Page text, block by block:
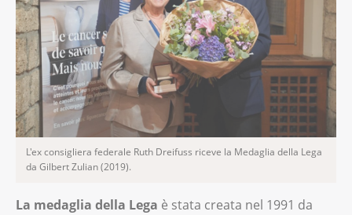
L'ex consigliera federale Ruth Dreifuss riceve la Medaglia della Lega
da Gilbert Zulian (2019).
La medaglia della Lega è stata creata nel 1991 da